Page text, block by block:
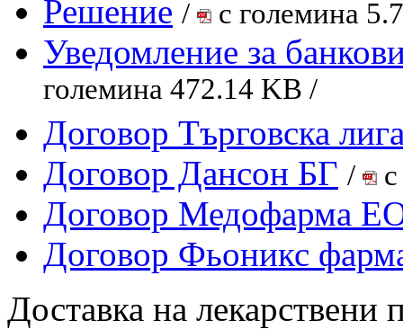
Решение / с големина
Уведомление за
големина 472.14 KB /
Договор Търговска
Договор Дансон БГ /
Договор Медофарма
Договор Фьоникс
Доставка на